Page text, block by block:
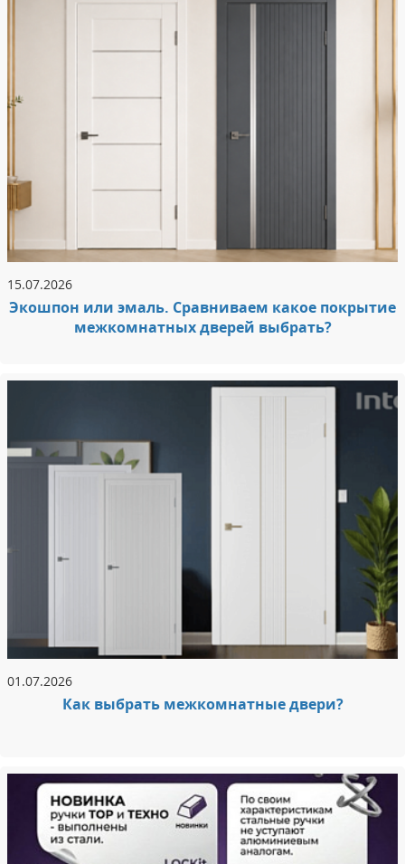
15.07.2026
Экошпон или эмаль. Сравниваем какое покрытие
межкомнатных дверей выбрать?
01.07.2026
Как выбрать межкомнатные двери?